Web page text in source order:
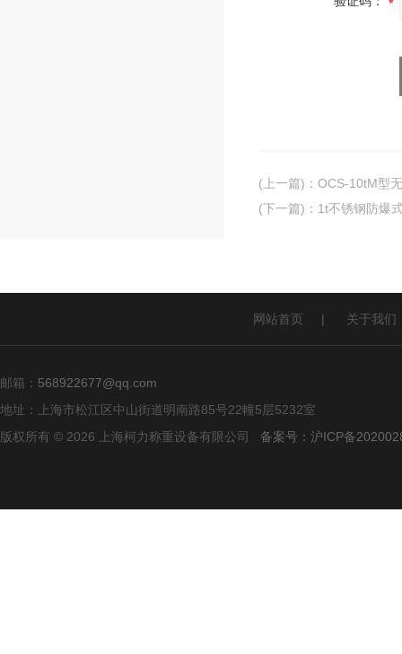
(上一篇) ： OCS-10tM型
(下一篇) ： 1t不锈钢防爆
网站首页 | 关于我们
邮箱： 568922677@qq.com
地址：上海市松江区中山街道明南路85号22幢5层5232室
版权所有 © 2026 上海柯力称重设备有限公司 备案号：沪ICP备